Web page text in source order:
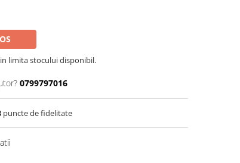
limita stocului disponibil.
0799797016
puncte de fidelitate